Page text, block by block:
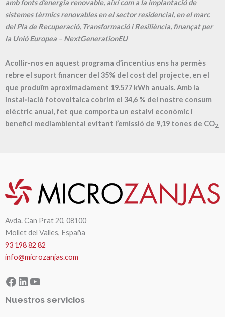
amb fonts d’energia renovable, així com a la implantació de
sistemes tèrmics renovables en el sector residencial, en el marc
del Pla de Recuperació, Transformació i Resiliència, finançat per
la Unió Europea – NextGenerationEU
Acollir-nos en aquest programa d’incentius ens ha permès
rebre el suport financer del 35% del cost del projecte, en el
que produïm aproximadament 19.577 kWh anuals. Amb la
instal·lació fotovoltaica cobrim el 34,6 % del nostre consum
elèctric anual, fet que comporta un estalvi econòmic i
benefici mediambiental evitant l’emissió de 9,19 tones de CO2.
Avda. Can Prat 20, 08100
Mollet del Valles, España
93 198 82 82
info@microzanjas.com
Facebook
LinkedIn
YouTube
Nuestros servicios